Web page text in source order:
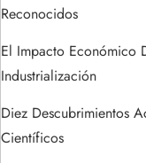
Reconocidos
El Impacto Económico
Industrialización
Diez Descubrimientos
Científicos